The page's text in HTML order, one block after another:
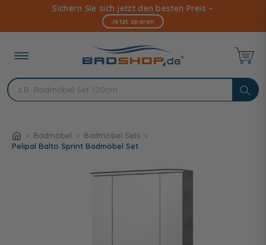
Inhalt
Sichern Sie sich jetzt den besten Preis –
Jetzt sparen
Badmöbel
Badmöbel Sets
Pelipal Balto Sprint Badmöbel Set